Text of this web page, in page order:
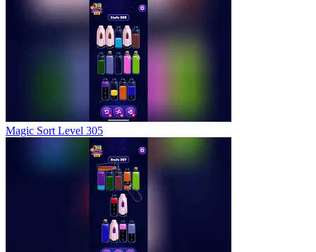
Magic Sort Level 305